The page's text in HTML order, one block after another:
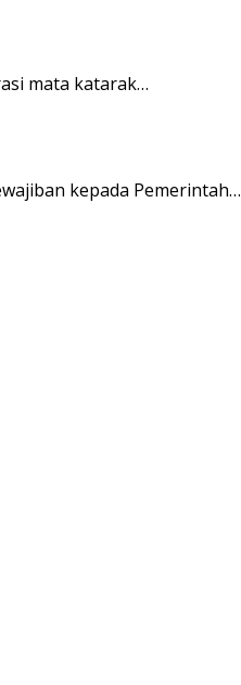
mata katarak…
kepada Pemerintah…